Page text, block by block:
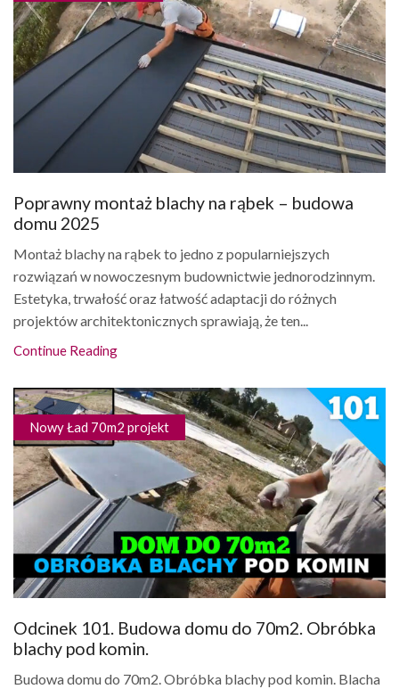
Poprawny montaż blachy na rąbek – budowa
domu 2025
Montaż blachy na rąbek to jedno z popularniejszych
rozwiązań w nowoczesnym budownictwie jednorodzinnym.
Estetyka, trwałość oraz łatwość adaptacji do różnych
projektów architektonicznych sprawiają, że ten...
Continue Reading
Nowy Ład 70m2 projekt
Odcinek 101. Budowa domu do 70m2. Obróbka
blachy pod komin.
Budowa domu do 70m2. Obróbka blachy pod komin. Blacha